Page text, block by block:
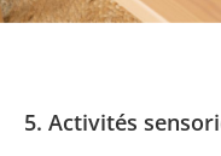
5. Activités